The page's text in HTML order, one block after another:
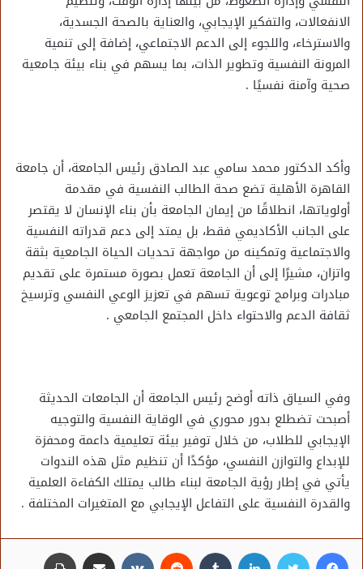
الانفعالات، والتفكير الإيجابي، والعناية بالصحة الجسدية،
والاسترخاء، واللجوء إلى الدعم الاجتماعي، إضافة إلى تنمية
المرونة النفسية وتطوير الذات، بما يسهم في بناء بيئة جامعية
صحية وآمنة نفسيًا .
وأكد الدكتور محمد سامي عبد الصادق رئيس الجامعة، أن جامعة
القاهرة الأهلية تضع صحة الطالب النفسية في مقدمة
أولوياتها، انطلاقًا من إيمان الجامعة بأن بناء الإنسان لا يقتصر
على الجانب الأكاديمي فقط، بل يمتد إلى دعم قدراته النفسية
والاجتماعية وتمكينه من مواجهة تحديات الحياة الجامعية بثقة
واتزان، مشيرًا إلى أن الجامعة تعمل بصورة مستمرة على تقديم
مبادرات وبرامج توعوية تسهم في تعزيز الوعي النفسي وترسيخ
ثقافة الدعم والاحتواء داخل المجتمع الجامعي .
وفي السياق ذاته أوضح رئيس الجامعة أن الجامعات الحديثة
أصبحت تضطلع بدور محوري في الوقاية النفسية والتوجيه
الإيجابي للطلاب، من خلال توفير بيئة تعليمية داعمة ومحفزة
للإبداع والتوازن النفسي، مؤكدًا أن تنظيم مثل هذه الندوات
يأتي في إطار رؤية الجامعة لبناء طالب يمتلك الكفاءة العلمية
والقدرة النفسية على التفاعل الإيجابي مع المتغيرات المختلفة .
فيسبوك تويتر لينكدإن مشاركة عبر البريد